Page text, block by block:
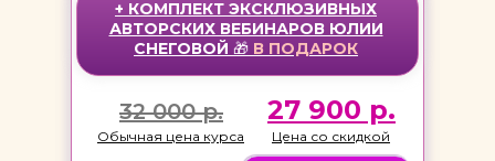
+ КОМПЛЕКТ ЭКСКЛЮЗИВНЫХ
АВТОРСКИХ ВЕБИНАРОВ ЮЛИИ
СНЕГОВОЙ 🎁 В ПОДАРОК
Обычная цена курса Цена со скидкой
27 900 р.
32 000 р.